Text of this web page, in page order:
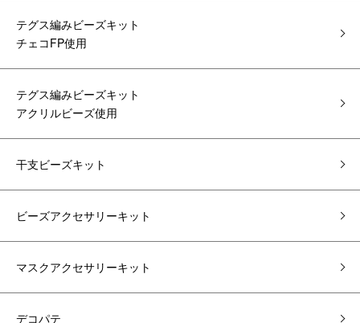
テグス編みビーズキット
チェコFP使用
テグス編みビーズキット
アクリルビーズ使用
干支ビーズキット
ビーズアクセサリーキット
マスクアクセサリーキット
デコパテ